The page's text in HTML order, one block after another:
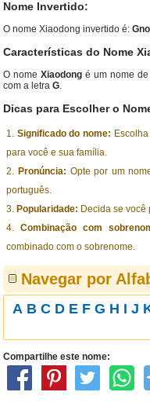
Nome Invertido:
O nome Xiaodong invertido é:
Características do Nome
O nomeXiaodong é um nome
com a letraG.
Dicas para Escolher o
Significado do nome:
para você e sua família.
Pronúncia: Opte por um
português.
Popularidade: Decida se você
Combinação com
combinado com o sobrenome.
Navegar por
A B C D E F G H I J
Compartilhe este nome: